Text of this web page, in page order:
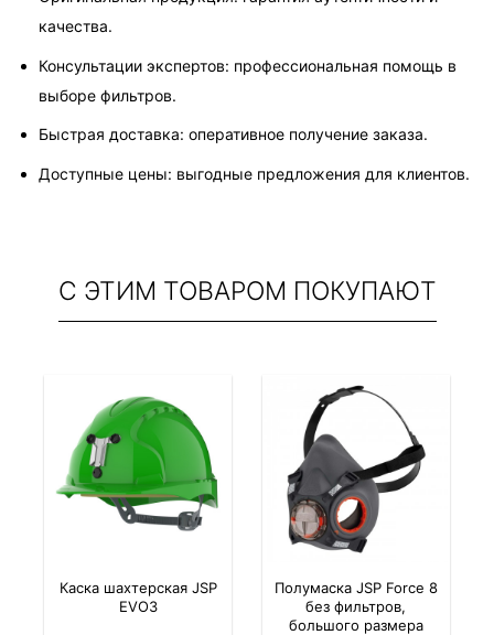
качества.
Консультации экспертов: профессиональная помощь в
выборе фильтров.
Быстрая доставка: оперативное получение заказа.
Доступные цены: выгодные предложения для клиентов.
С ЭТИМ ТОВАРОМ ПОКУПАЮТ
Каска шахтерская JSP
EVO3
Полумаска JSP Force 8
без фильтров,
большого размера